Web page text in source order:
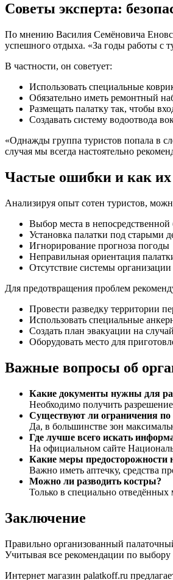
Советы эксперта:
По мнению Василия Семёновича
успешного отдыха. «За годы работы с
В частности, он советует:
Использовать специальные
Обязательно иметь ремонтный
Размещать палатку так, чтобы
Создавать систему водоотвода
«Однажды группа туристов попала в
случая мы всегда настоятельно
Частые ошибки и как их
Анализируя опыт сотен туристов,
Выбор места в непосредственной
Установка палатки под старыми
Игнорирование прогноза погоды
Неправильная ориентация
Отсутствие системы организации
Для предотвращения проблем
Провести разведку территории
Использовать специальные
Создать план эвакуации на
Оборудовать место для
Важные вопросы об
Какие документы нужны для
Необходимо получить
Существуют ли ограничения
Да, в большинстве зон
Где лучше всего искать
На официальном сайте
Какие меры предосторожности
Важно иметь аптечку, средства
Можно ли разводить костры?
Только в специально
Заключение
Правильно организованный
Учитывая все рекомендации по
Интернет магазин palatkoff.ru